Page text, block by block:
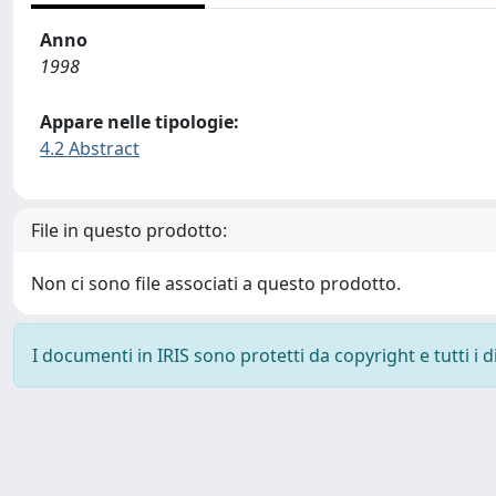
Anno
1998
Appare nelle tipologie:
4.2 Abstract
File in questo prodotto:
Non ci sono file associati a questo prodotto.
I documenti in IRIS sono protetti da copyright e tutti i